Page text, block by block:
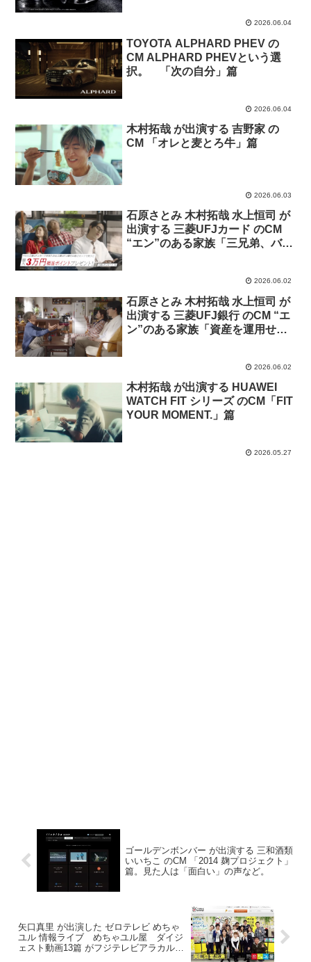
2026.06.04
TOYOTA ALPHARD PHEV の
CM ALPHARD PHEVという選
択。 「次の自分」篇
2026.06.04
木村拓哉 が出演する 吉野家 の
CM 「オレと麦とろ牛」篇
2026.06.03
石原さとみ 木村拓哉 水上恒司 が
出演する 三菱UFJカード のCM
“エン”のある家族「三兄弟、バス
2026.06.02
石原さとみ 木村拓哉 水上恒司 が
出演する 三菱UFJ銀行 のCM “エ
ン”のある家族「資産を運用せし
2026.06.02
木村拓哉 が出演する HUAWEI
WATCH FIT シリーズ のCM「FIT
YOUR MOMENT.」篇
2026.05.27
ゴールデンボンバー が出演する 三和酒類
いいちこ のCM 「2014 麹プロジェクト」
篇。見た人は「面白い」の声など。
矢口真里 が出演した ゼロテレビ めちゃ
ユル 情報ライブ めちゃユル屋 ダイジ
ェスト動画13篇 がフジテレビアラカルト